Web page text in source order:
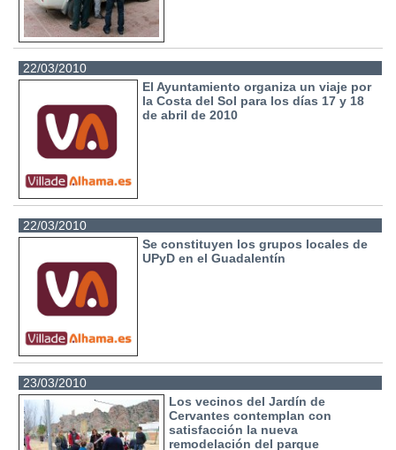
22/03/2010
El Ayuntamiento organiza un viaje por
la Costa del Sol para los días 17 y 18
de abril de 2010
22/03/2010
Se constituyen los grupos locales de
UPyD en el Guadalentín
23/03/2010
Los vecinos del Jardín de
Cervantes contemplan con
satisfacción la nueva
remodelación del parque